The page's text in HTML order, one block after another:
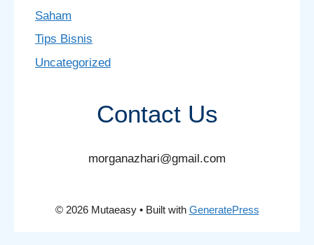
Saham
Tips Bisnis
Uncategorized
Contact Us
morganazhari@gmail.com
© 2026 Mutaeasy• Built with GeneratePress